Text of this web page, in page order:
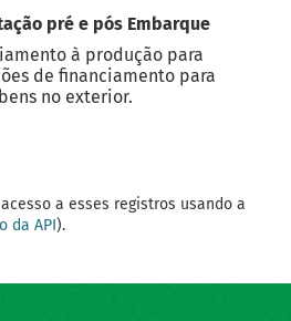
pré e pós Embarque
à produção para
de financiamento para
no exterior.
a esses registros usando a
da API).